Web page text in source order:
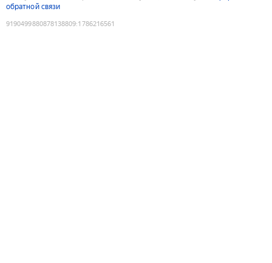
обратной связи
9190499880878138809:1786216561